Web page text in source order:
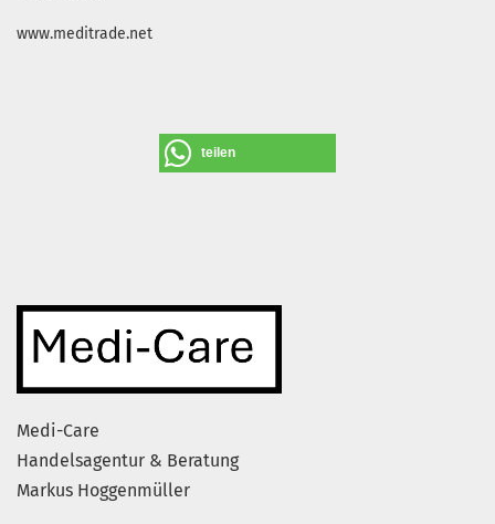
www.meditrade.net
teilen
Medi-Care
Handelsagentur & Beratung
Markus Hoggenmüller